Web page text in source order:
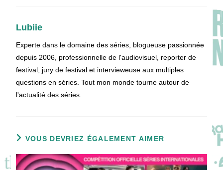
Lubiie
Experte dans le domaine des séries, blogueuse passionnée
depuis 2006, professionnelle de l'audiovisuel, reporter de
festival, jury de festival et intervieweuse aux multiples
questions en séries. Tout mon monde tourne autour de
l'actualité des séries.
VOUS DEVRIEZ ÉGALEMENT AIMER